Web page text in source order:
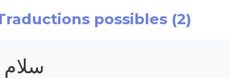
possibles (2)
سلام